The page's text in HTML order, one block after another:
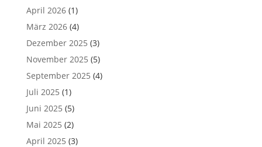
April 2026(1)
März 2026(4)
Dezember 2025 (3)
November 2025 (5)
September 2025 (4)
Juli 2025 (1)
Juni 2025 (5)
Mai 2025 (2)
April 2025 (3)